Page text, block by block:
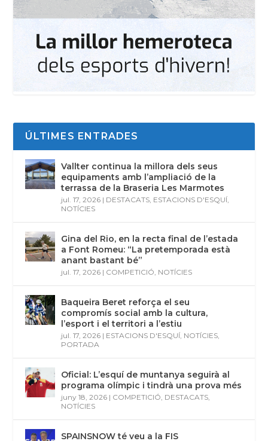
ÚLTIMES ENTRADES
Vallter continua la millora dels seus
equipaments amb l’ampliació de la
terrassa de la Braseria Les Marmotes
jul. 17, 2026 | DESTACATS ESTACIONS D'ESQUÍ
NOTÍCIES
Gina del Rio, en la recta final de l’estada
a Font Romeu: “La pretemporada està
anant bastant bé”
jul. 17, 2026 | COMPETICIÓ NOTÍCIES
Baqueira Beret reforça el seu
compromís social amb la cultura,
l’esport i el territori a l’estiu
jul. 17, 2026 | ESTACIONS D'ESQUÍ NOTÍCIES
PORTADA
Oficial: L’esquí de muntanya seguirà al
programa olímpic i tindrà una prova més
juny 18, 2026 | COMPETICIÓ DESTACATS
NOTÍCIES
SPAINSNOW té veu a la FIS